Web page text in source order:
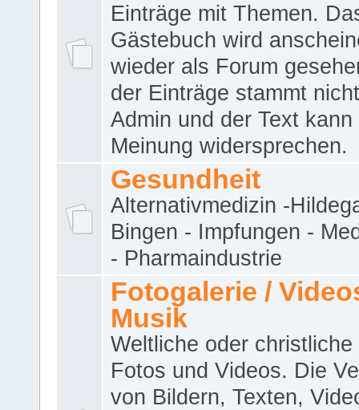
Einträge mit Themen.
Gästebuch wird
wieder als Forum
der Einträge stammt
Admin und der Text kann
Meinung widersprechen.
Gesundheit
Alternativmedizin -
Bingen - Impfungen -
- Pharmaindustrie
Fotogalerie /
Musik
Weltliche oder christliche
Fotos und Videos. Die
von Bildern, Texten,